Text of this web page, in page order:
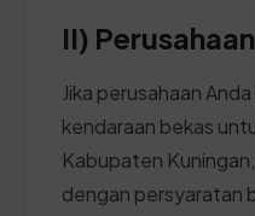
II) Perusahaan
Jika perusahaan
kendaraan bekas
Kabupaten
dengan persyaratan